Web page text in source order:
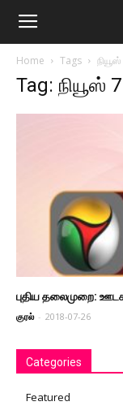
Home Tags
Tag: நியூஸ் 7
புதிய தலைமுறை:
குரல் - 2018-07-26
Categories
Featured